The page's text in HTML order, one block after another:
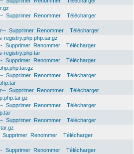
Supprimer Renommer
Télécharger
Supprimer Renommer
Télécharger
registry.php.php.tar.gz
Supprimer Renommer
Télécharger
registry.php.tar
Supprimer Renommer
Télécharger
Supprimer Renommer
Télécharger
Supprimer Renommer
Télécharger
Supprimer Renommer
Télécharger
Supprimer Renommer
Télécharger
Supprimer Renommer
Télécharger
Supprimer Renommer
Télécharger